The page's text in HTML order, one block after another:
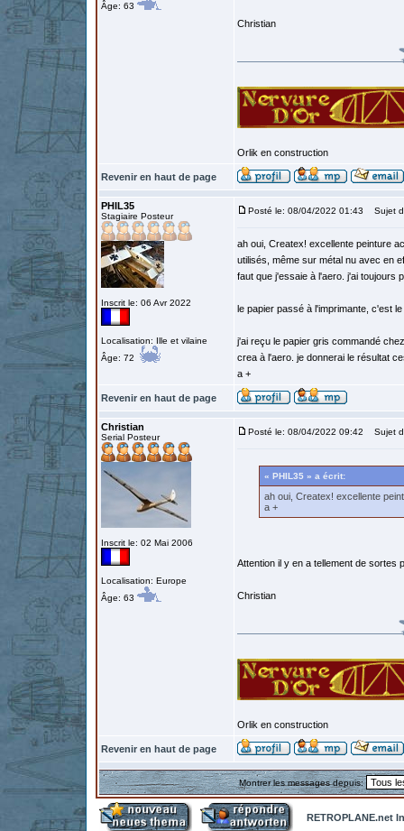
Âge: 63
Christian
Orlik en construction
Revenir en haut de page
PHIL35
Stagiaire Posteur
Inscrit le: 06 Avr 2022
Localisation: Ille et vilaine
Âge: 72
Posté le: 08/04/2022 01:43 Sujet
ah oui, Createx! excellente peinture
utilisés, même sur métal nu avec en
faut que j'essaie à l'aero. j'ai toujours
le papier passé à l'imprimante, c'est
j'ai reçu le papier gris commandé
crea à l'aero. je donnerai le résultat
a +
Revenir en haut de page
Christian
Serial Posteur
Inscrit le: 02 Mai 2006
Localisation: Europe
Âge: 63
Posté le: 08/04/2022 09:42 Sujet
« PHIL35 » a écrit:
ah oui, Createx! excellente
a +
Attention il y en a tellement de sortes
Christian
Orlik en construction
Revenir en haut de page
Montrer les messages depuis:
RETROPLANE.net